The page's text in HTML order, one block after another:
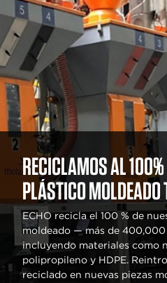
RECICLAMOS AL
PLÁSTICO
ECHO recicla el 100 % de
moldeado — más de
incluyendo materiales como
polipropileno y HDPE.
reciclado en nuevas piezas